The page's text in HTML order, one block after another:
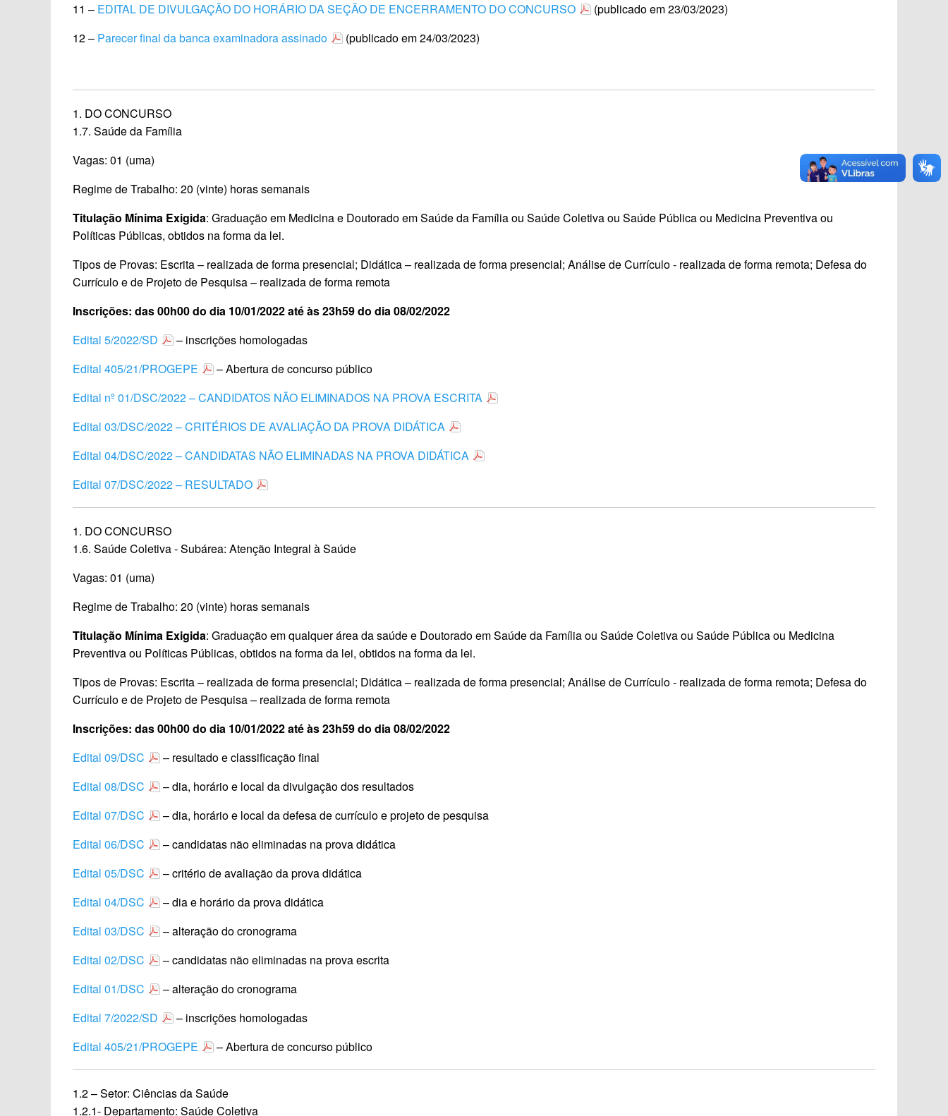
11 – EDITAL DE DIVULGAÇÃO DO HORÁRIO DA SEÇÃO DE ENCERRAMENTO DO CONCURSO
(publicado em 23/03/2023)
12 – Parecer final da banca examinadora assinado (publicado em 24/03/2023)
1. DO CONCURSO
1.7. Saúde da Família
Vagas: 01 (uma)
Regime de Trabalho: 20 (vinte) horas semanais
Titulação Mínima Exigida: Graduação em Medicina e Doutorado em Saúde da Família ou Saúde Coletiva ou Saúde Pública ou Medicina Preventiva ou
Políticas Públicas, obtidos na forma da lei.
Tipos de Provas: Escrita – realizada de forma presencial; Didática – realizada de forma presencial; Análise de Currículo ‐ realizada de forma remota; Defesa do
Currículo e de Projeto de Pesquisa – realizada de forma remota
Inscrições: das 00h00 do dia 10/01/2022 até às 23h59 do dia 08/02/2022
Edital 5/2022/SD
– inscrições homologadas
Edital 405/21/PROGEPE
– Abertura de concurso público
Edital nº 01/DSC/2022 – CANDIDATOS NÃO ELIMINADOS NA PROVA ESCRITA
Edital 03/DSC/2022 – CRITÉRIOS DE AVALIAÇÃO DA PROVA DIDÁTICA
Edital 04/DSC/2022 – CANDIDATAS NÃO ELIMINADAS NA PROVA DIDÁTICA
Edital 07/DSC/2022 – RESULTADO
1. DO CONCURSO
1.6. Saúde Coletiva ‐ Subárea: Atenção Integral à Saúde
Vagas: 01 (uma)
Regime de Trabalho: 20 (vinte) horas semanais
Titulação Mínima Exigida: Graduação em qualquer área da saúde e Doutorado em Saúde da Família ou Saúde Coletiva ou Saúde Pública ou Medicina
Preventiva ou Políticas Públicas, obtidos na forma da lei, obtidos na forma da lei.
Tipos de Provas: Escrita – realizada de forma presencial; Didática – realizada de forma presencial; Análise de Currículo ‐ realizada de forma remota; Defesa do
Currículo e de Projeto de Pesquisa – realizada de forma remota
Inscrições: das 00h00 do dia 10/01/2022 até às 23h59 do dia 08/02/2022
Edital 09/DSC
– resultado e classificação final
Edital 08/DSC
– dia, horário e local da divulgação dos resultados
Edital 07/DSC
– dia, horário e local da defesa de currículo e projeto de pesquisa
Edital 06/DSC
– candidatas não eliminadas na prova didática
Edital 05/DSC
– critério de avaliação da prova didática
Edital 04/DSC
– dia e horário da prova didática
Edital 03/DSC
– alteração do cronograma
Edital 02/DSC
– candidatas não eliminadas na prova escrita
Edital 01/DSC
– alteração do cronograma
Edital 7/2022/SD
– inscrições homologadas
Edital 405/21/PROGEPE
– Abertura de concurso público
1.2 – Setor: Ciências da Saúde
1.2.1- Departamento: Saúde Coletiva